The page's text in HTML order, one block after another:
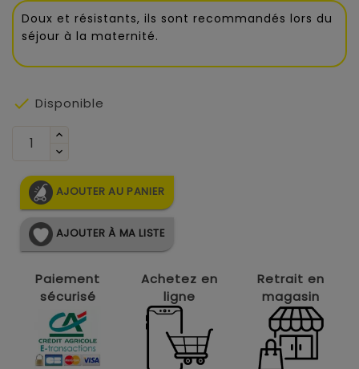
Doux et résistants, ils sont recommandés lors du
séjour à la maternité.
 Disponible
AJOUTER AU PANIER
AJOUTER À MA LISTE
Paiement
sécurisé
Achetez en
ligne
Retrait en
magasin